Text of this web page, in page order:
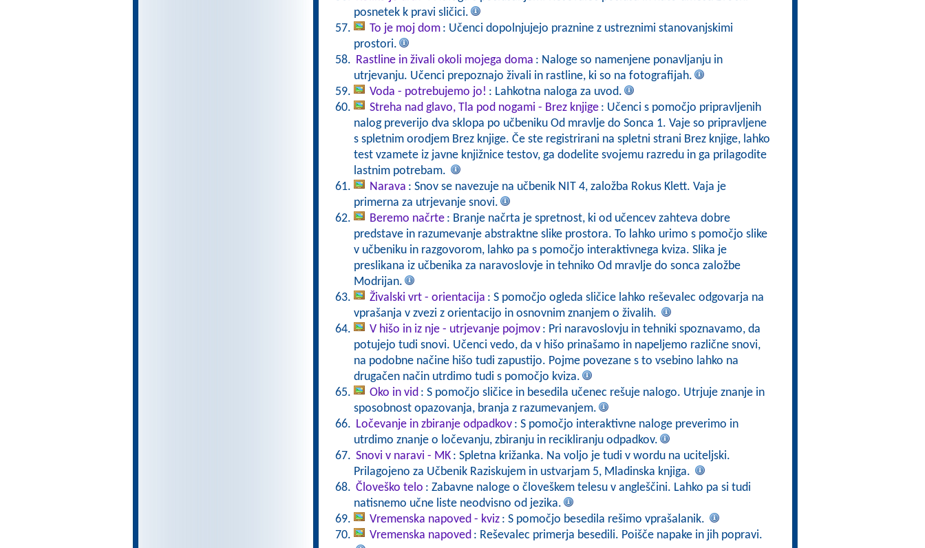
posnetek k pravi sličici.
To je moj dom : Učenci dopolnjujejo praznine z ustreznimi stanovanjskimi
prostori.
Rastline in živali okoli mojega doma : Naloge so namenjene ponavljanju in
utrjevanju. Učenci prepoznajo živali in rastline, ki so na fotografijah.
Voda - potrebujemo jo! : Lahkotna naloga za uvod.
Streha nad glavo, Tla pod nogami - Brez knjige : Učenci s pomočjo pripravljenih
nalog preverijo dva sklopa po učbeniku Od mravlje do Sonca 1. Vaje so pripravljene
s spletnim orodjem Brez knjige. Če ste registrirani na spletni strani Brez knjige, lahko
test vzamete iz javne knjižnice testov, ga dodelite svojemu razredu in ga prilagodite
lastnim potrebam.
Narava : Snov se navezuje na učbenik NIT 4, založba Rokus Klett. Vaja je
primerna za utrjevanje snovi.
Beremo načrte : Branje načrta je spretnost, ki od učencev zahteva dobre
predstave in razumevanje abstraktne slike prostora. To lahko urimo s pomočjo slike
v učbeniku in razgovorom, lahko pa s pomočjo interaktivnega kviza. Slika je
preslikana iz učbenika za naravoslovje in tehniko Od mravlje do sonca založbe
Modrijan.
Živalski vrt - orientacija : S pomočjo ogleda sličice lahko reševalec odgovarja na
vprašanja v zvezi z orientacijo in osnovnim znanjem o živalih.
V hišo in iz nje - utrjevanje pojmov : Pri naravoslovju in tehniki spoznavamo, da
potujejo tudi snovi. Učenci vedo, da v hišo prinašamo in napeljemo različne snovi,
na podobne načine hišo tudi zapustijo. Pojme povezane s to vsebino lahko na
drugačen način utrdimo tudi s pomočjo kviza.
Oko in vid : S pomočjo sličice in besedila učenec rešuje nalogo. Utrjuje znanje in
sposobnost opazovanja, branja z razumevanjem.
Ločevanje in zbiranje odpadkov : S pomočjo interaktivne naloge preverimo in
utrdimo znanje o ločevanju, zbiranju in recikliranju odpadkov.
Snovi v naravi - MK : Spletna križanka. Na voljo je tudi v wordu na uciteljski.
Prilagojeno za Učbenik Raziskujem in ustvarjam 5, Mladinska knjiga.
Človeško telo : Zabavne naloge o človeškem telesu v angleščini. Lahko pa si tudi
natisnemo učne liste neodvisno od jezika.
Vremenska napoved - kviz : S pomočjo besedila rešimo vprašalanik.
Vremenska napoved : Reševalec primerja besedili. Poišče napake in jih popravi.